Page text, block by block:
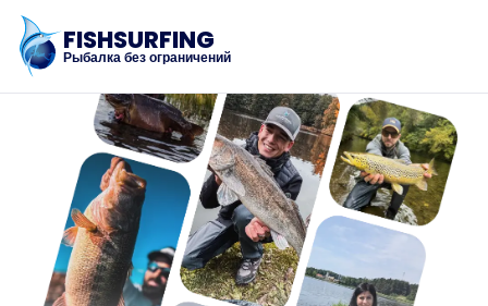
FISHSURFING
Рыбалка без ограничений
Регистрация
Главная
Блог